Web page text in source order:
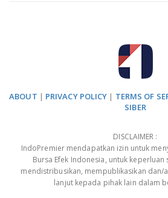
ABOUT | PRIVACY POLICY | TERMS OF
SIBER
DISCLAIMER :
IndoPremier mendapatkan izin untuk
Bursa Efek Indonesia, untuk
mendistribusikan, mempublikasikan dan/
lanjut kepada pihak lain dalam